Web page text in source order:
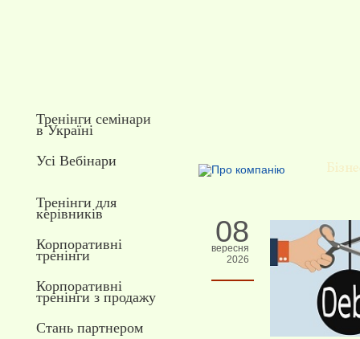
Тренінги семінари
в Україні
Усі Вебінари
Тренінги для
керівників
Корпоративні
тренінги
Корпоративні
тренінги з продажу
Стань партнером
08
вересня
2026